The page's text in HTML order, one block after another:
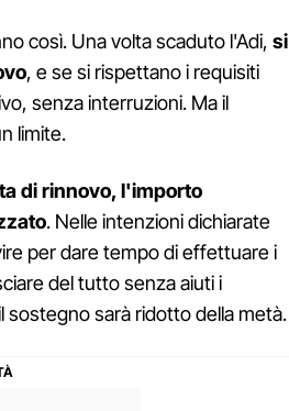
così. Una volta scaduto l'Adi, si
, e se si rispettano i requisiti
senza interruzioni. Ma il
limite.
di rinnovo, l'importo
. Nelle intenzioni dichiarate
per dare tempo di effettuare i
del tutto senza aiuti i
sostegno sarà ridotto della metà.